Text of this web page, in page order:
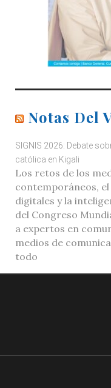
Notas Del
SIGNIS 2026: Debate
católica en Kigali
Los retos de los
contemporáneos,
digitales y la
del Congreso
a expertos en
medios de
todo